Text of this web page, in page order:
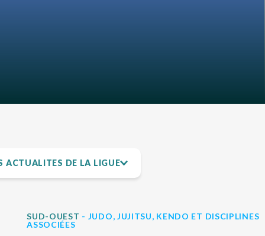
ACTUALITÉS DE LA LIGUE
SUD-OUEST - JUDO, JUJITSU, KENDO ET DISCIPLINES
ASSOCIÉES